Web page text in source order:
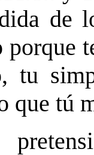
de
porque
tu
que tú